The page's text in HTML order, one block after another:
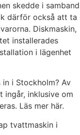
skedde i samband
därför också att ta
Diskmaskin,
installerades
i lägenhet
i Stockholm? Av
ingår, inklusive om
Läs mer här.